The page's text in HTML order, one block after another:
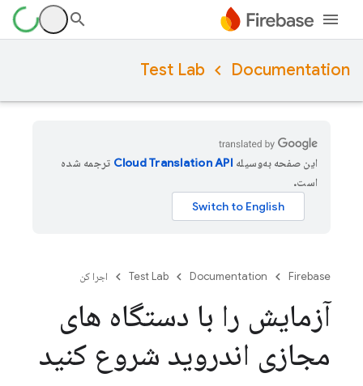
Documentation
Test Lab
این صفحه به‌وسیله
ترجمه شده
است.
Firebase
Documentation
Test Lab اجرا کن
آزمایش را با دستگاه های
مجازی اندروید شروع کنید